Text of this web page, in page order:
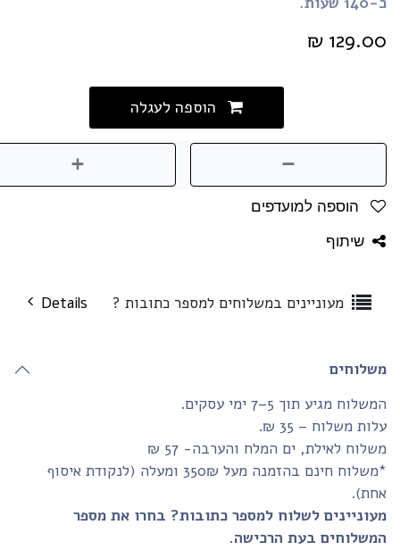
₪
הוספה לעגלה
הוספה למועדפים
שיתוף
מעוניינים במשלוחים למספר כתובות ? Details
מגיע תוך 5–7 ימי עסקים.
משלוח – 35 ₪.
לאילת, ים המלח והערבה- 57 ₪
*משלוח חינם בהזמנה מעל 350₪ ומעלה (לנקודת איסוף
לשלוח למספר כתובות? בחרו את מספר
בעת הרכישה.